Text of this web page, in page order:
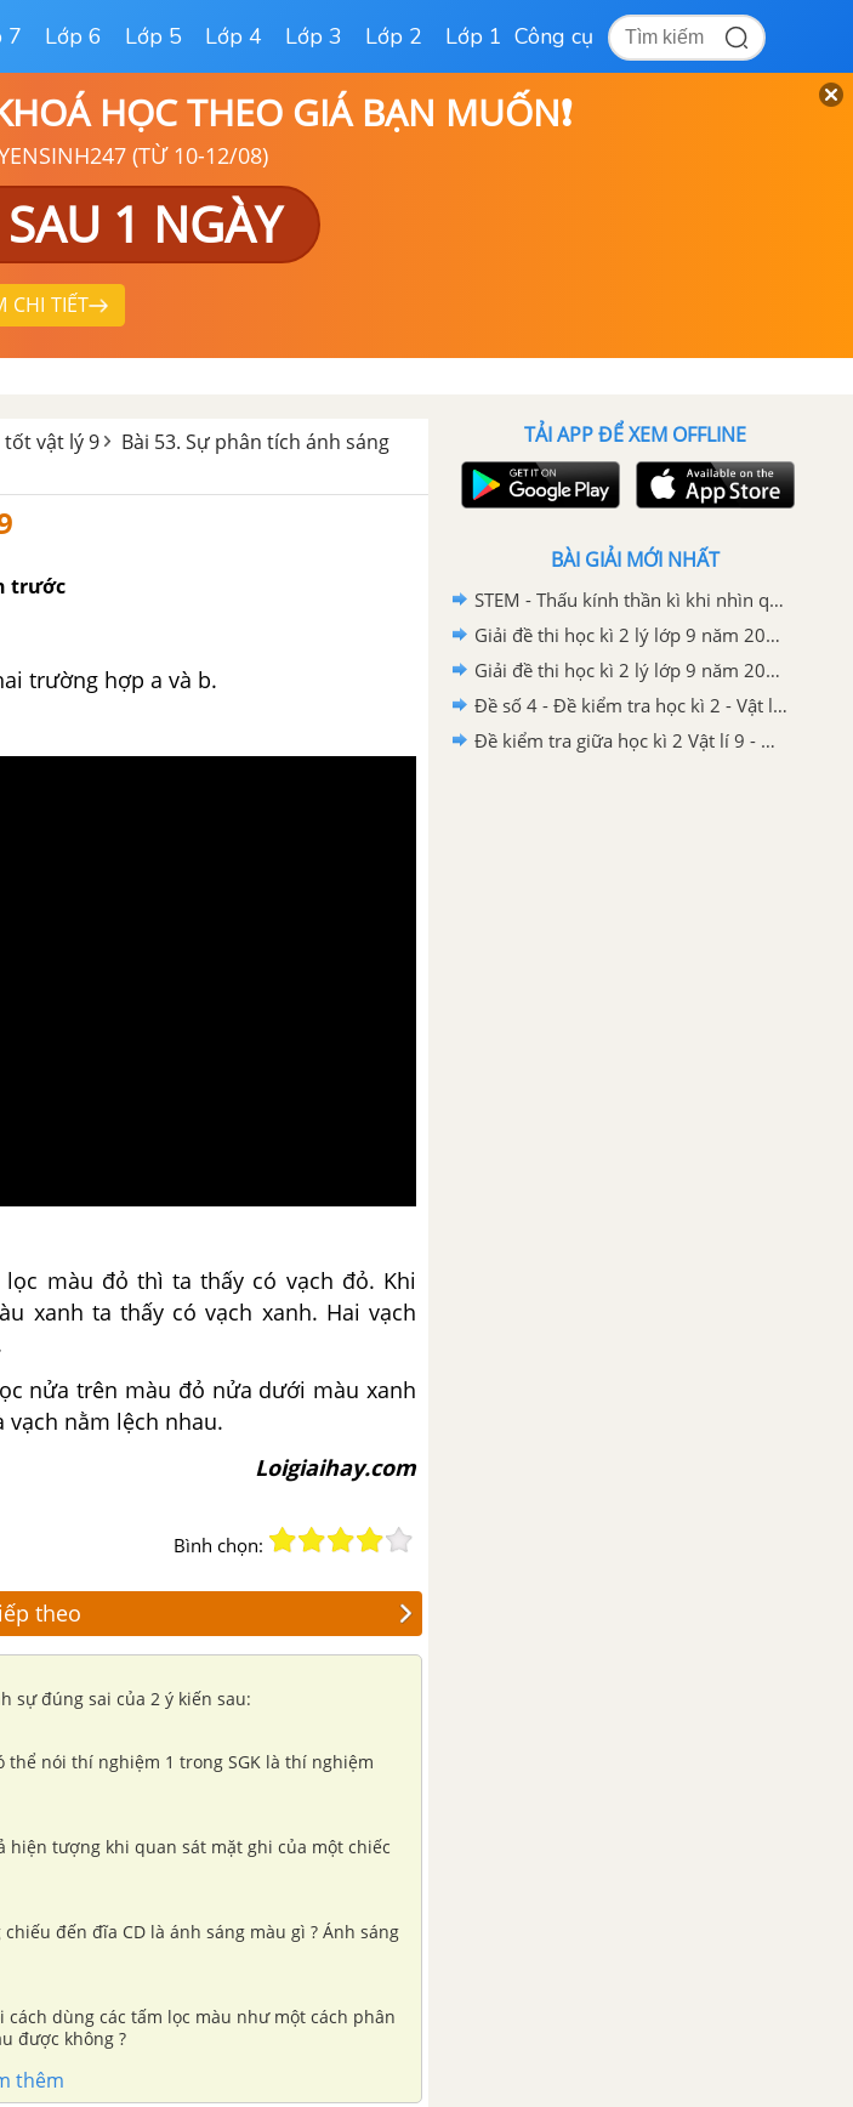
7 Lớp 6 Lớp 5 Lớp 4 Lớp 3 Lớp 2 Lớp 1 Công cụ
HỌC THEO GIÁ BẠN MUỐN❗
(TỪ 10-12/08)
1 NGÀY
CHI TIẾT
tốt vật lý 9
Bài 53. Sự phân tích ánh sáng
trước
trường hợp a và b.
màu đỏ thì ta thấy có vạch đỏ. Khi
xanh ta thấy có vạch xanh. Hai vạch
nửa trên màu đỏ nửa dưới màu xanh
nằm lệch nhau.
Loigiaihay.com
Bình chọn:
theo
sự đúng sai của 2 ý kiến sau:
thể nói thí nghiệm 1 trong SGK là thí nghiệm
hiện tượng khi quan sát mặt ghi của một chiếc
đến đĩa CD là ánh sáng màu gì ? Ánh sáng
cách dùng các tấm lọc màu như một cách phân
được không ?
thêm
TẢI APP ĐỂ XEM OFFLINE
BÀI GIẢI MỚI NHẤT
STEM - Thấu kính thần kì khi nhìn qua cốc nước
Giải đề thi học kì 2 lý lớp 9 năm 2020 - 2021 trường THCS Gia Thụy
Giải đề thi học kì 2 lý lớp 9 năm 2020 - 2021 Phòng GD - ĐT Thành Phố Thủ Dầu Một
Đề số 4 - Đề kiểm tra học kì 2 - Vật lí 9
Đề kiểm tra giữa học kì 2 Vật lí 9 - Đề số 03 có lời giải chi tiết